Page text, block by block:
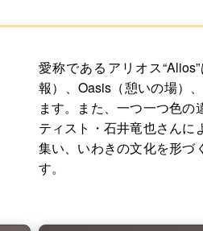
愛称であるアリオス
報）、Oasis（憩いの場）
ます。また、一つ一つ色
ティスト・石井竜也さんに
集い、いわきの文化を形づ
す。